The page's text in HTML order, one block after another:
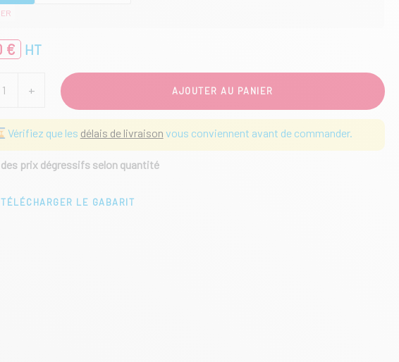
€ HT
+ AJOUTER AU PANIER
Vérifiez que les délais de livraison vous conviennent avant de commander.
des prix dégressifs selon quantité
TÉLÉCHARGER LE GABARIT